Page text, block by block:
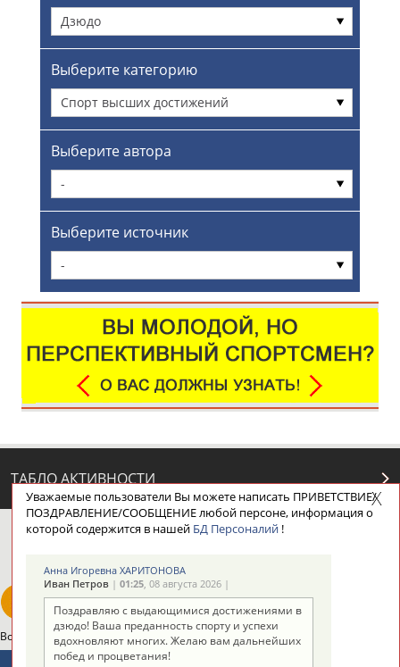
Дзюдо
Выберите категорию
Спорт высших достижений
Выберите автора
-
Выберите источник
-
ТАБЛО АКТИВНОСТИ
ЦЕЛИ ПРОЕКТА НАШИ КНОПКИ
Вопросы сотрудничества и совместной деятельностиinform@infosport.ru
Уважаемые пользователи Вы можете написать ПРИВЕТСТВИЕ/
ПОЗДРАВЛЕНИЕ/СООБЩЕНИЕ любой персоне, информация о
которой содержится в нашей БД Персоналий!
Анна Игоревна ХАРИТОНОВА
Иван Петров| 01:25, 08 августа 2026 |
Поздравляю с выдающимися достижениями в
дзюдо! Ваша преданность спорту и успехи
вдохновляют многих. Желаю вам дальнейших
побед и процветания!